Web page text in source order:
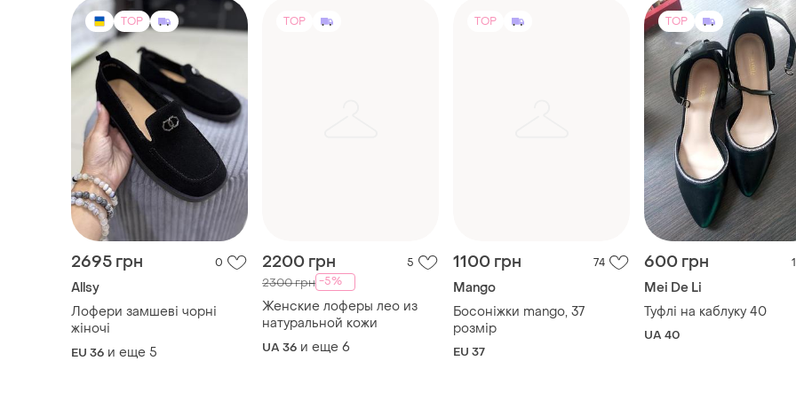
TOP
2695 грн 0
Allsy
Лофери замшеві чорні
жіночі
EU 36 и еще 5
TOP
2200 грн 5
2300 грн -5%
Женские лоферы лео из
натуральной кожи
UA 36 и еще 6
TOP
1100 грн 74
Mango
Босоніжки mango, 37
розмір
EU 37
TOP
600 грн 1
Mei De Li
Туфлі на каблуку 40
UA 40